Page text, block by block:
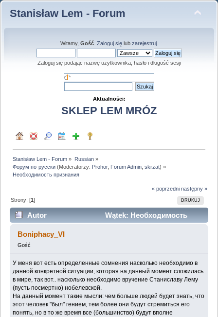
Stanisław Lem - Forum
Witamy, Gość. Zaloguj sięlub zarejestruj.
Zaloguj się podając nazwę użytkownika, hasło i długość sesji
Aktualności:
SKLEP LEM MRÓZ
Stanisław Lem - Forum » Russian»
Форум по-русски (Moderatorzy: Prohor, Forum Admin ,skrzat) »
Необходимость признания
« poprzedni następny »
DRUKUJ
Strony: [1]
Autor
Wątek: Необходимость
признания (Przeczytany 156706 razy)
Boniphacy_VI
Gość
У меня вот есть определенные сомнения насколько необходимо в
данной конкретной ситуации, которая на данный момент сложилась
в мире, так вот.. насколько необходимо вручение Станиславу Лему
(пусть посмертно) нобелевской.
На данный момент такие мысли: чем больше людей будет знать, что
этот человек "был" гением, тем более они будут стремиться его
понять, но в то же время все (большинство) будут вполне